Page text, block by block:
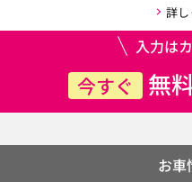
詳し
入力は
今すぐ 無
お車